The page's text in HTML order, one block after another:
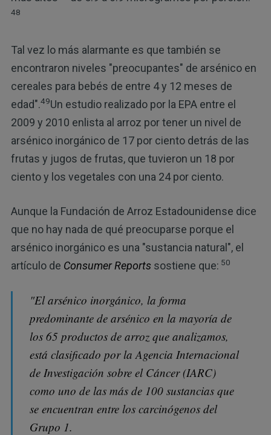
48
Tal vez lo más alarmante es que también se
encontraron niveles "preocupantes" de arsénico en
cereales para bebés de entre 4 y 12 meses de
edad".49Un estudio realizado por la EPA entre el
2009 y 2010 enlista al arroz por tener un nivel de
arsénico inorgánico de 17 por ciento detrás de las
frutas y jugos de frutas, que tuvieron un 18 por
ciento y los vegetales con una 24 por ciento.
Aunque la Fundación de Arroz Estadounidense dice
que no hay nada de qué preocuparse porque el
arsénico inorgánico es una "sustancia natural", el
artículo de Consumer Reportssostiene que: 50
"El arsénico inorgánico, la forma
predominante de arsénico en la mayoría de
los 65 productos de arroz que analizamos,
está clasificado por la Agencia Internacional
de Investigación sobre el Cáncer (IARC)
como uno de las más de 100 sustancias que
se encuentran entre los carcinógenos del
Grupo 1.